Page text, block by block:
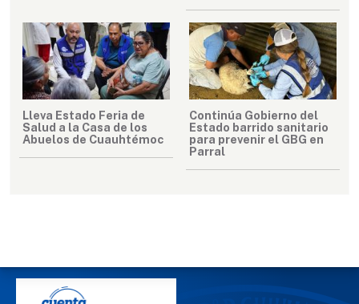
Lleva Estado Feria de
Salud a la Casa de los
Abuelos de Cuauhtémoc
Continúa Gobierno del
Estado barrido sanitario
para prevenir el GBG en
Parral